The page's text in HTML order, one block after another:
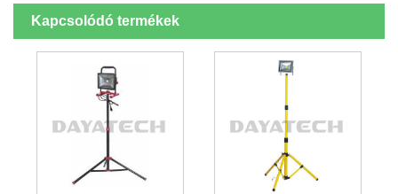
Kapcsolódó termékek